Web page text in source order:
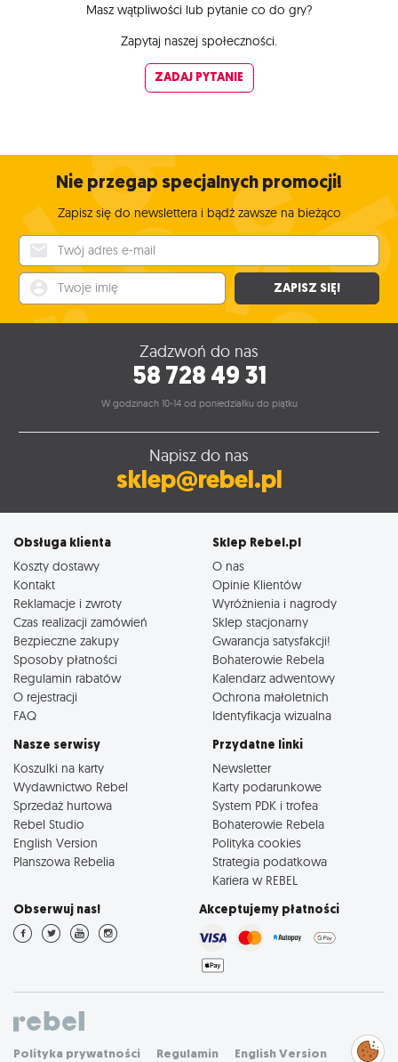
Masz wątpliwości lub pytanie co do gry?
Zapytaj naszej społeczności.
ZADAJ PYTANIE
Nie przegap specjalnych promocji!
Zapisz się do newslettera i bądź zawsze na bieżąco
ZAPISZ SIĘ!
Zadzwoń do nas
58 728 49 31
W godzinach 10-14 od poniedziałku do piątku
Napisz do nas
sklep@rebel.pl
Obsługa klienta
Koszty dostawy
Kontakt
Reklamacje i zwroty
Czas realizacji zamówień
Bezpieczne zakupy
Sposoby płatności
Regulamin rabatów
O rejestracji
FAQ
Sklep Rebel.pl
O nas
Opinie Klientów
Wyróżnienia i nagrody
Sklep stacjonarny
Gwarancja satysfakcji!
Bohaterowie Rebela
Kalendarz adwentowy
Ochrona małoletnich
Identyfikacja wizualna
Nasze serwisy
Koszulki na karty
Wydawnictwo Rebel
Sprzedaż hurtowa
Rebel Studio
English Version
Planszowa Rebelia
Przydatne linki
Newsletter
Karty podarunkowe
System PDK i trofea
Bohaterowie Rebela
Polityka cookies
Strategia podatkowa
Kariera w REBEL
Obserwuj nas! Akceptujemy płatności
Polityka prywatności Regulamin English Version
Zarządzaj
preferencjami
cookies